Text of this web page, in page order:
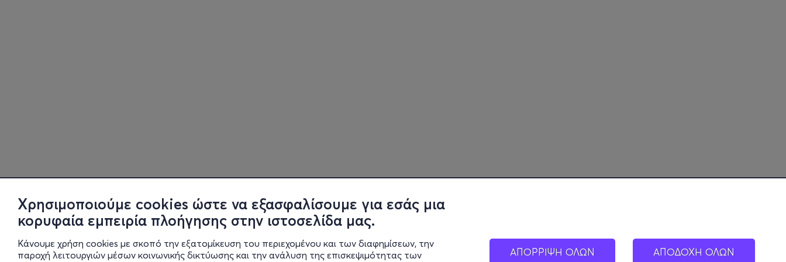
Χρησιμοποιούμε cookies ώστε να εξασφαλίσουμε για εσάς μια
κορυφαία εμπειρία πλοήγησης στην ιστοσελίδα μας.
Κάνουμε χρήση cookies με σκοπό την εξατομίκευση του περιεχομένου και των διαφημίσεων, την
παροχή λειτουργιών μέσων κοινωνικής δικτύωσης και την ανάλυση της επισκεψιμότητας των
ΑΠΟΡΡΙΨΗ ΟΛΩΝ ΑΠΟΔΟΧΗ ΟΛΩΝ